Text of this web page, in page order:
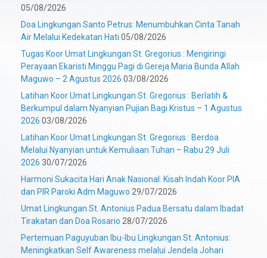
05/08/2026
Doa Lingkungan Santo Petrus: Menumbuhkan Cinta Tanah
Air Melalui Kedekatan Hati 05/08/2026
Tugas Koor Umat Lingkungan St. Gregorius : Mengiringi
Perayaan Ekaristi Minggu Pagi di Gereja Maria Bunda Allah
Maguwo – 2 Agustus 2026 03/08/2026
Latihan Koor Umat Lingkungan St. Gregorius : Berlatih &
Berkumpul dalam Nyanyian Pujian Bagi Kristus – 1 Agustus
2026 03/08/2026
Latihan Koor Umat Lingkungan St. Gregorius : Berdoa
Melalui Nyanyian untuk Kemuliaan Tuhan – Rabu 29 Juli
2026 30/07/2026
Harmoni Sukacita Hari Anak Nasional: Kisah Indah Koor PIA
dan PIR Paroki Adm Maguwo 29/07/2026
Umat Lingkungan St. Antonius Padua Bersatu dalam Ibadat
Tirakatan dan Doa Rosario 28/07/2026
Pertemuan Paguyuban Ibu-Ibu Lingkungan St. Antonius:
Meningkatkan Self Awareness melalui Jendela Johari